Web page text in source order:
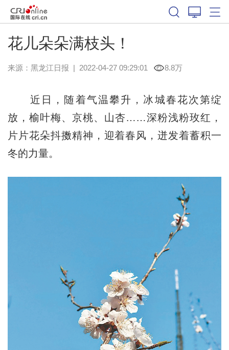
花儿朵朵满枝头！
来源： 黑龙江日报 | 2022-04-27 09:29:01 8.8万
近日，随着气温攀升，冰城春花次第绽
放，榆叶梅、京桃、山杏……深粉浅粉玫红，
片片花朵抖擞精神，迎着春风，迸发着蓄积一
冬的力量。